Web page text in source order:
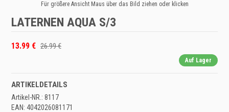
Für größere Ansicht Maus über das Bild ziehen oder klicken
LATERNEN AQUA S/3
13.99 € 26.99 €
Auf Lager
ARTIKELDETAILS
Artikel-NR.: 8117
EAN: 4042026081171